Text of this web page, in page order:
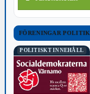
FÖRENINGAR POLITIK
POLITISKT INNEHÅLL